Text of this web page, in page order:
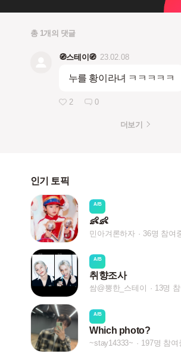
총 1개의 댓글
🧭스테이🧭 23.02.08
누를 황이라녀 ㅋㅋㅋㅋㅋ
2 0
더보기
인기 토픽
A/B
👶👶
민아겨론하자 36명 참여
A/B
취향조사
쌈@뽕한_스테이 13명
A/B
Which photo?
~stay14333~ 197명 참여